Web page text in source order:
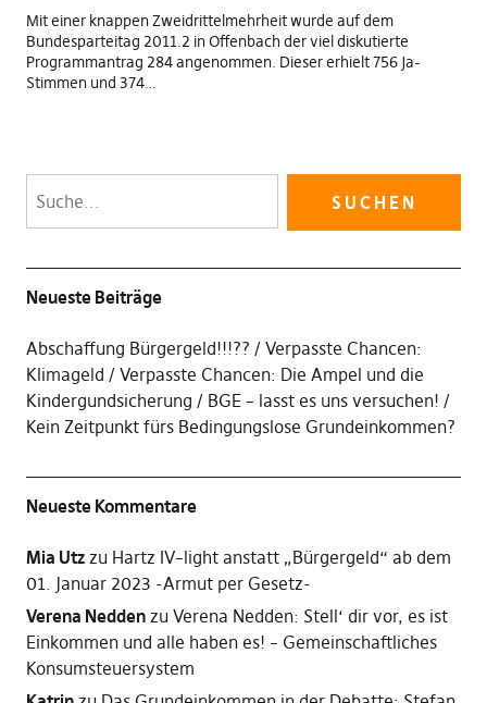
Mit einer knappen Zweidrittelmehrheit wurde auf dem
Bundesparteitag 2011.2 in Offenbach der viel diskutierte
Programmantrag 284 angenommen. Dieser erhielt 756 Ja-
Stimmen und 374…
Neueste Beiträge
Abschaffung Bürgergeld!!!??
Verpasste Chancen:
Klimageld
Verpasste Chancen: Die Ampel und die
Kindergundsicherung
BGE – lasst es uns versuchen!
Kein Zeitpunkt fürs Bedingungslose Grundeinkommen?
Neueste Kommentare
Mia Utzzu Hartz IV–light anstatt „Bürgergeld“ ab dem
01. Januar 2023 -Armut per Gesetz-
Verena Neddenzu Verena Nedden: Stell‘ dir vor, es ist
Einkommen und alle haben es! – Gemeinschaftliches
Konsumsteuersystem